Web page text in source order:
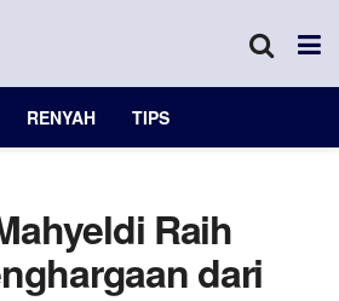
RENYAH TIPS
Raih
dari